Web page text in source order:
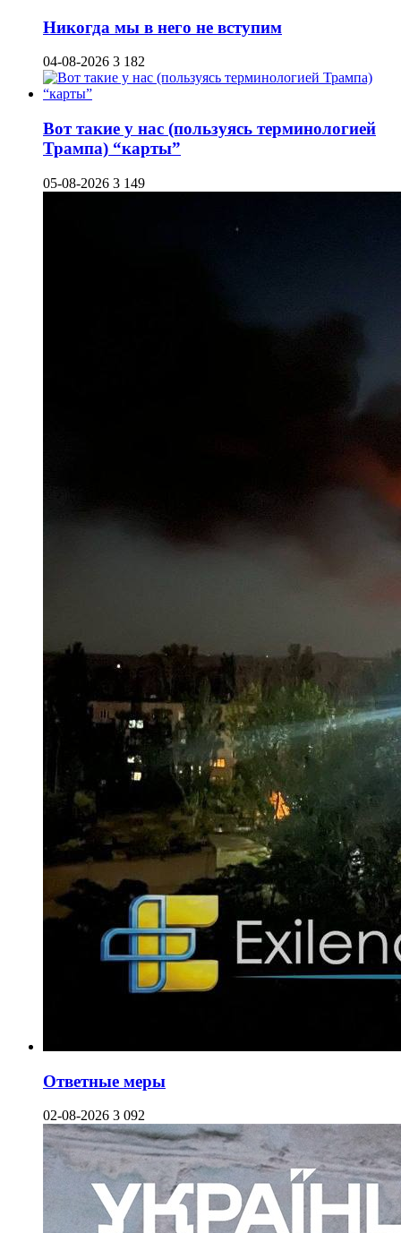
Никогда мы в него не вступим
04-08-2026 3 182
Вот такие у нас (пользуясь терминологией
Трампа) “карты”
05-08-2026 3 149
Ответные меры
02-08-2026 3 092